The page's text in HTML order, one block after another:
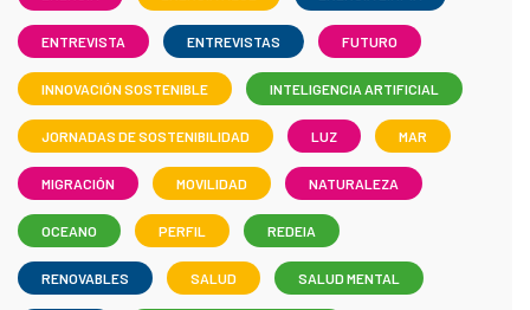
ENTREVISTA ENTREVISTAS FUTURO
INNOVACIÓN SOSTENIBLE INTELIGENCIA ARTIFICIAL
JORNADAS DE SOSTENIBILIDAD LUZ MAR
MIGRACIÓN MOVILIDAD NATURALEZA
OCEANO PERFIL REDEIA
RENOVABLES SALUD SALUD MENTAL